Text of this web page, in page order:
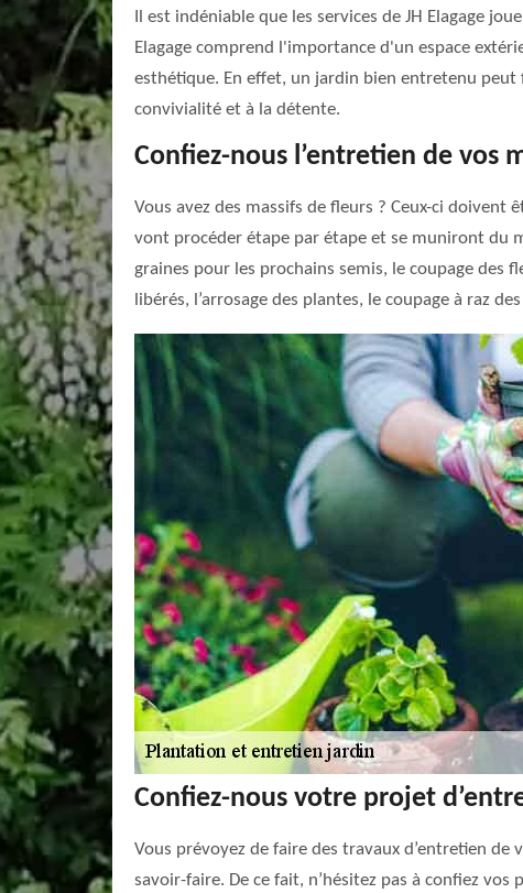
Il est indéniable que les services de JH Elagage
Elagage comprend l'importance d'un espace
esthétique. En effet, un jardin bien entretenu
convivialité et à la détente.
Confiez-nous l’entretien de vos
Vous avez des massifs de fleurs ? Ceux-ci
vont procéder étape par étape et se muniront du
graines pour les prochains semis, le coupage des
libérés, l’arrosage des plantes, le coupage à raz
Confiez-nous votre projet
Vous prévoyez de faire des travaux d’entretien
savoir-faire. De ce fait, n’hésitez pas à confiez